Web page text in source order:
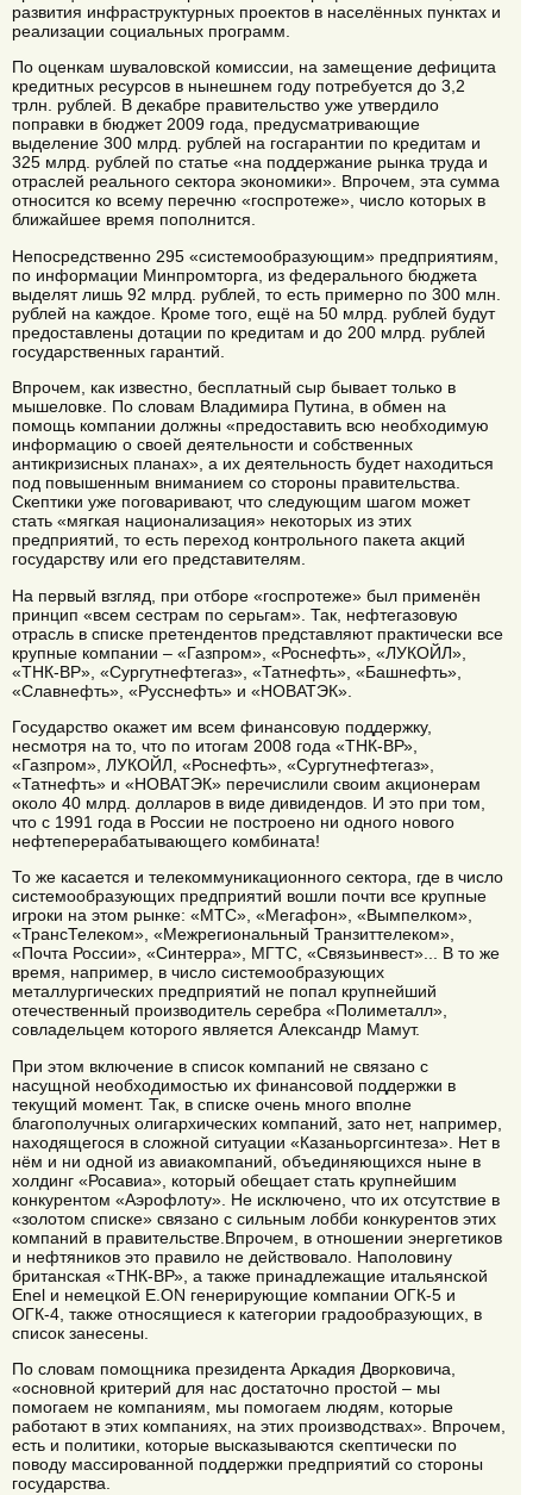
развития инфраструктурных проектов в населённых пунктах и
реализации социальных программ.
По оценкам шуваловской комиссии, на замещение дефицита
кредитных ресурсов в нынешнем году потребуется до 3,2
трлн. рублей. В декабре правительство уже утвердило
поправки в бюджет 2009 года, предусматривающие
выделение 300 млрд. рублей на госгарантии по кредитам и
325 млрд. рублей по статье «на поддержание рынка труда и
отраслей реального сектора экономики». Впрочем, эта сумма
относится ко всему перечню «госпротеже», число которых в
ближайшее время пополнится.
Непосредственно 295 «системообразующим» предприятиям,
по информации Минпромторга, из федерального бюджета
выделят лишь 92 млрд. рублей, то есть примерно по 300 млн.
рублей на каждое. Кроме того, ещё на 50 млрд. рублей будут
предоставлены дотации по кредитам и до 200 млрд. рублей
государственных гарантий.
Впрочем, как известно, бесплатный сыр бывает только в
мышеловке. По словам Владимира Путина, в обмен на
помощь компании должны «предоставить всю необходимую
информацию о своей деятельности и собственных
антикризисных планах», а их деятельность будет находиться
под повышенным вниманием со стороны правительства.
Скептики уже поговаривают, что следующим шагом может
стать «мягкая национализация» некоторых из этих
предприятий, то есть переход контрольного пакета акций
государству или его представителям.
На первый взгляд, при отборе «госпротеже» был применён
принцип «всем сестрам по серьгам». Так, нефтегазовую
отрасль в списке претендентов представляют практически все
крупные компании – «Газпром», «Роснефть», «ЛУКОЙЛ»,
«ТНК-BP», «Сургутнефтегаз», «Татнефть», «Башнефть»,
«Славнефть», «Русснефть» и «НОВАТЭК».
Государство окажет им всем финансовую поддержку,
несмотря на то, что по итогам 2008 года «ТНК-ВР»,
«Газпром», ЛУКОЙЛ, «Роснефть», «Сургутнефтегаз»,
«Татнефть» и «НОВАТЭК» перечислили своим акционерам
около 40 млрд. долларов в виде дивидендов. И это при том,
что с 1991 года в России не построено ни одного нового
нефтеперерабатывающего комбината!
То же касается и телекоммуникационного сектора, где в число
системообразующих предприятий вошли почти все крупные
игроки на этом рынке: «МТС», «Мегафон», «Вымпелком»,
«ТрансТелеком», «Межрегиональный Транзиттелеком»,
«Почта России», «Синтерра», МГТС, «Связьинвест»... В то же
время, например, в число системообразующих
металлургических предприятий не попал крупнейший
отечественный производитель серебра «Полиметалл»,
совладельцем которого является Александр Мамут.
При этом включение в список компаний не связано с
насущной необходимостью их финансовой поддержки в
текущий момент. Так, в списке очень много вполне
благополучных олигархических компаний, зато нет, например,
находящегося в сложной ситуации «Казаньоргсинтеза». Нет в
нём и ни одной из авиакомпаний, объединяющихся ныне в
холдинг «Росавиа», который обещает стать крупнейшим
конкурентом «Аэрофлоту». Не исключено, что их отсутствие в
«золотом списке» связано с сильным лобби конкурентов этих
компаний в правительстве.Впрочем, в отношении энергетиков
и нефтяников это правило не действовало. Наполовину
британская «ТНК-ВР», а также принадлежащие итальянской
Enel и немецкой E.ON генерирующие компании ОГК-5 и
ОГК-4, также относящиеся к категории градообразующих, в
список занесены.
По словам помощника президента Аркадия Дворковича,
«основной критерий для нас достаточно простой – мы
помогаем не компаниям, мы помогаем людям, которые
работают в этих компаниях, на этих производствах». Впрочем,
есть и политики, которые высказываются скептически по
поводу массированной поддержки предприятий со стороны
государства.